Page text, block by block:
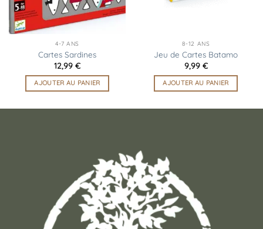
4-7 ANS
Cartes Sardines
12,99 €
AJOUTER AU PANIER
8-12 ANS
Jeu de Cartes Batamo
9,99 €
AJOUTER AU PANIER